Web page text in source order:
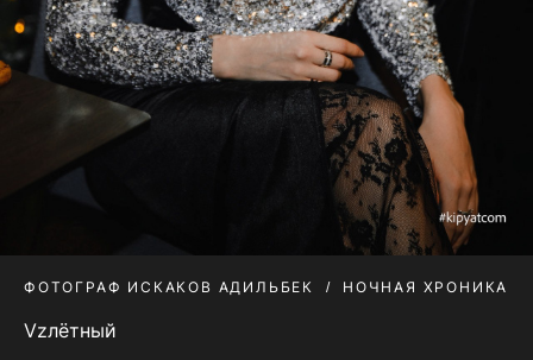
ФОТОГРАФ ИСКАКОВ АДИЛЬБЕК НОЧНАЯ ХРОНИКА
Vzлётный